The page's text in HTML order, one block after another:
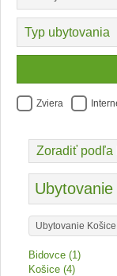
Zviera
Ubytovanie
Bidovce (1)
Košice (4)